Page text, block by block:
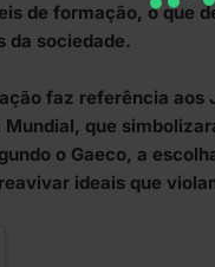
de formação, o que
da sociedade.
faz referência
Mundial, que
o Gaeco, a
ideais que